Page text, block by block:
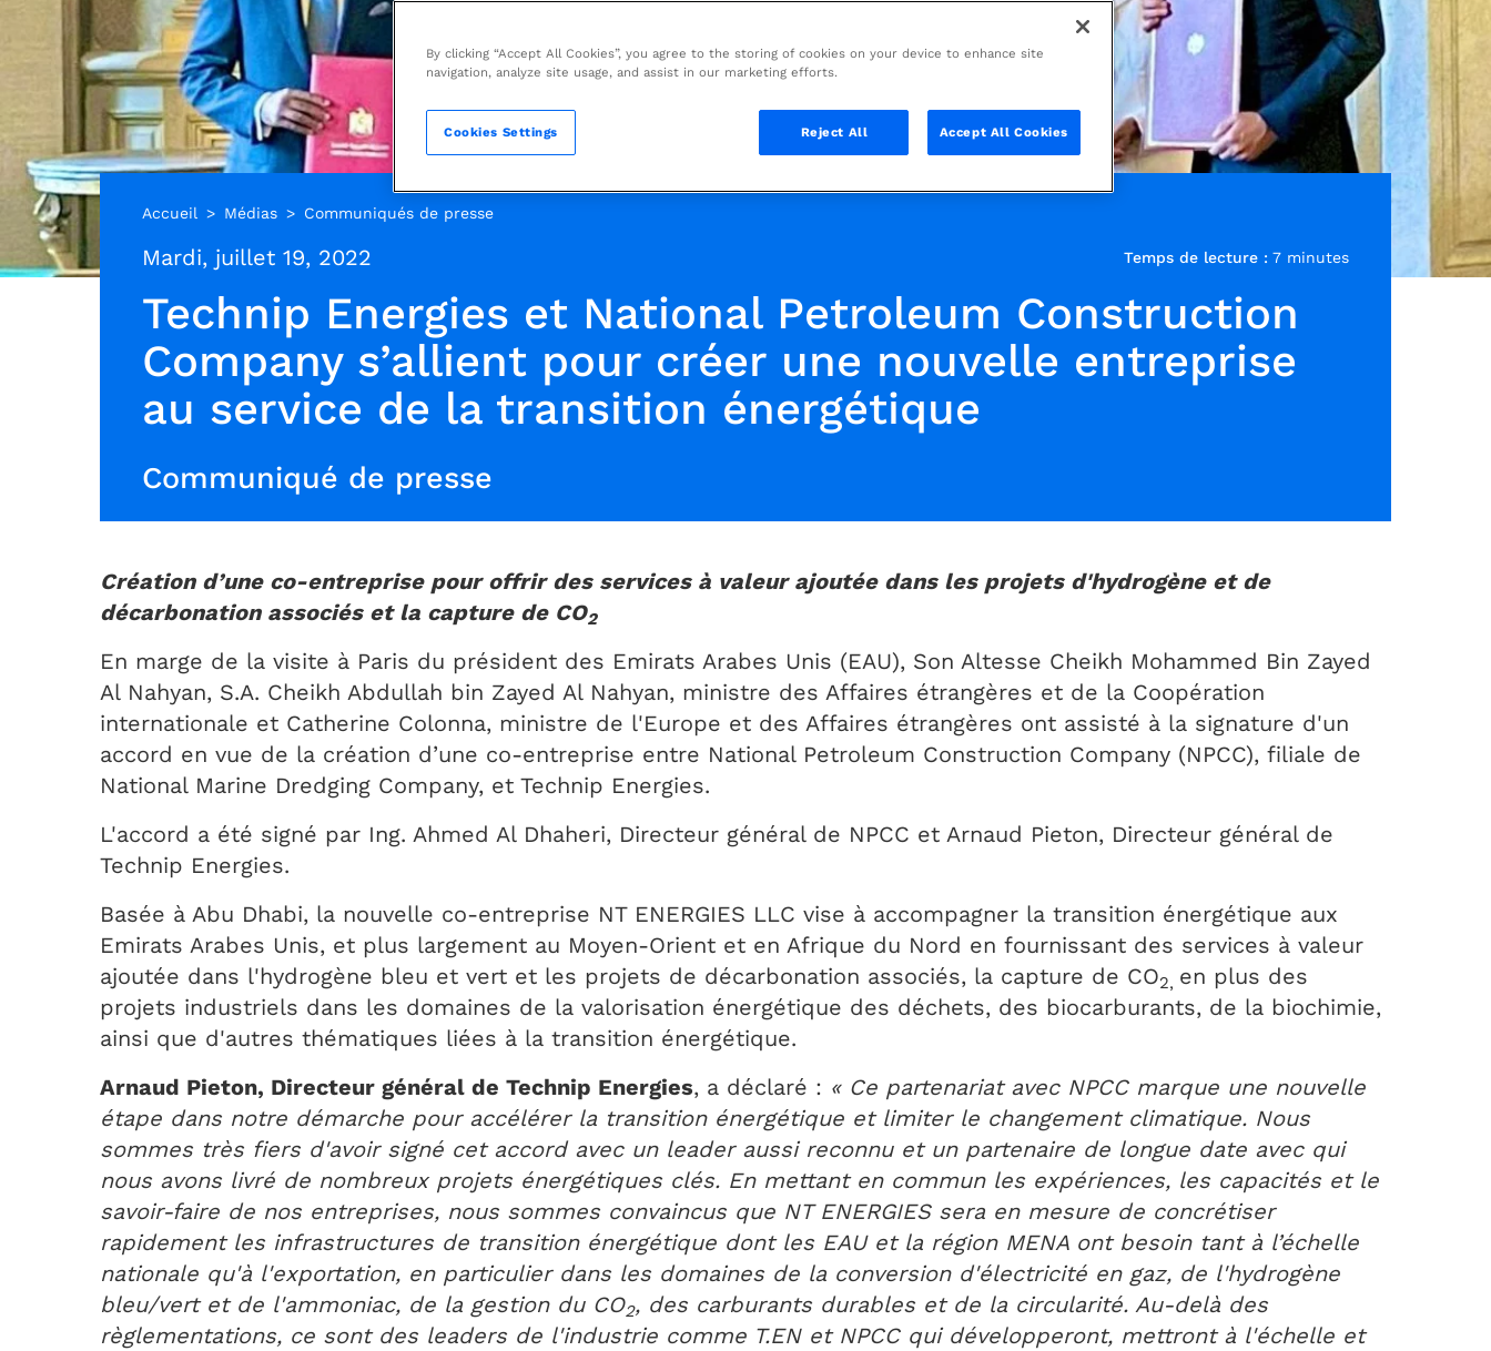
Accueil Médias Communiqués de presse
Mardi, juillet 19, 2022 Temps de lecture : 7 minutes
Technip Energies et National Petroleum Construction
Company s’allient pour créer une nouvelle entreprise
au service de la transition énergétique
Communiqué de presse
Création d’une co-entreprise pour offrir des services à valeur ajoutée dans les projets d'hydrogène et de
décarbonation associés et la capture de CO2
En marge de la visite à Paris du président des Emirats Arabes Unis (EAU), Son Altesse Cheikh Mohammed Bin Zayed
Al Nahyan, S.A. Cheikh Abdullah bin Zayed Al Nahyan, ministre des Affaires étrangères et de la Coopération
internationale et Catherine Colonna, ministre de l'Europe et des Affaires étrangères ont assisté à la signature d'un
accord en vue de la création d’une co-entreprise entre National Petroleum Construction Company (NPCC), filiale de
National Marine Dredging Company, et Technip Energies.
L'accord a été signé par Ing. Ahmed Al Dhaheri, Directeur général de NPCC et Arnaud Pieton, Directeur général de
Technip Energies.
Basée à Abu Dhabi, la nouvelle co-entreprise NT ENERGIES LLC vise à accompagner la transition énergétique aux
Emirats Arabes Unis, et plus largement au Moyen-Orient et en Afrique du Nord en fournissant des services à valeur
ajoutée dans l'hydrogène bleu et vert et les projets de décarbonation associés, la capture de CO2, en plus des
projets industriels dans les domaines de la valorisation énergétique des déchets, des biocarburants, de la biochimie,
ainsi que d'autres thématiques liées à la transition énergétique.
Arnaud Pieton, Directeur général de Technip Energies, a déclaré : « Ce partenariat avec NPCC marque une nouvelle
étape dans notre démarche pour accélérer la transition énergétique et limiter le changement climatique. Nous
sommes très fiers d'avoir signé cet accord avec un leader aussi reconnu et un partenaire de longue date avec qui
nous avons livré de nombreux projets énergétiques clés. En mettant en commun les expériences, les capacités et le
savoir-faire de nos entreprises, nous sommes convaincus que NT ENERGIES sera en mesure de concrétiser
rapidement les infrastructures de transition énergétique dont les EAU et la région MENA ont besoin tant à l’échelle
nationale qu'à l'exportation, en particulier dans les domaines de la conversion d'électricité en gaz, de l'hydrogène
bleu/vert et de l'ammoniac, de la gestion du CO2, des carburants durables et de la circularité. Au-delà des
règlementations, ce sont des leaders de l'industrie comme T.EN et NPCC qui développeront, mettront à l'échelle et
By clicking “Accept All Cookies”, you agree to the storing of cookies on your device to enhance site
navigation, analyze site usage, and assist in our marketing efforts.
Reject All Accept All Cookies
Cookies Settings